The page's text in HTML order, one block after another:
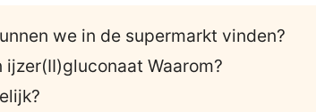
we in de supermarkt vinden?
Waarom?